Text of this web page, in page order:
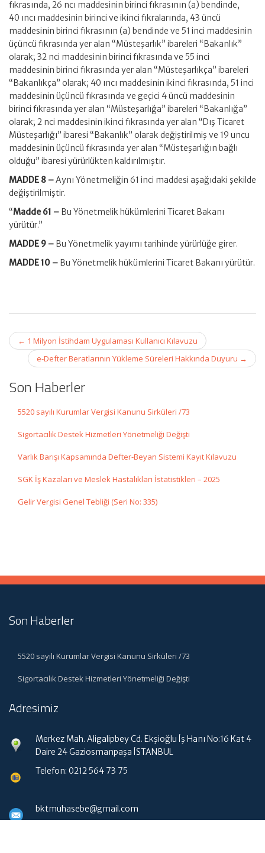
fıkrasında, 26 ncı maddesinin birinci fıkrasının (a) bendinde,
40 ıncı maddesinin birinci ve ikinci fıkralarında, 43 üncü
maddesinin birinci fıkrasının (a) bendinde ve 51 inci maddesinin
üçüncü fıkrasında yer alan “Müsteşarlık” ibareleri “Bakanlık”
olarak; 32 nci maddesinin birinci fıkrasında ve 55 inci
maddesinin birinci fıkrasında yer alan “Müsteşarlıkça” ibareleri
“Bakanlıkça” olarak; 40 ıncı maddesinin ikinci fıkrasında, 51 inci
maddesinin üçüncü fıkrasında ve geçici 4 üncü maddesinin
birinci fıkrasında yer alan “Müsteşarlığa” ibareleri “Bakanlığa”
olarak; 2 nci maddesinin ikinci fıkrasında yer alan “Dış Ticaret
Müsteşarlığı” ibaresi “Bakanlık” olarak değiştirilmiş ve 19 uncu
maddesinin üçüncü fıkrasında yer alan “Müsteşarlığın bağlı
olduğu” ibaresi yürürlükten kaldırılmıştır.
MADDE 8 –Aynı Yönetmeliğin 61 inci maddesi aşağıdaki şekilde
değiştirilmiştir.
“Madde 61 – Bu Yönetmelik hükümlerini Ticaret Bakanı
yürütür.”
MADDE 9 – Bu Yönetmelik yayımı tarihinde yürürlüğe girer.
MADDE 10 – Bu Yönetmelik hükümlerini Ticaret Bakanı yürütür.
Post
navigation
← 1 Milyon İstihdam Uygulaması Kullanıcı Kılavuzu
e-Defter Beratlarının Yükleme Süreleri Hakkında Duyuru →
Son Haberler
5520 sayılı Kurumlar Vergisi Kanunu Sirküleri /73
Sigortacılık Destek Hizmetleri Yönetmeliği Değişti
Varlık Barışı Kapsamında Defter-Beyan Sistemi Kayıt Kılavuzu
SGK İş Kazaları ve Meslek Hastalıkları İstatistikleri – 2025
Gelir Vergisi Genel Tebliği (Seri No: 335)
Son Haberler
5520 sayılı Kurumlar Vergisi Kanunu Sirküleri /73
Sigortacılık Destek Hizmetleri Yönetmeliği Değişti
Adresimiz
Merkez Mah. Aligalipbey Cd. Ekşioğlu İş Hanı No:16 Kat 4
Daire 24 Gaziosmanpaşa İSTANBUL
Telefon: 0212 564 73 75
bktmuhasebe@gmail.com